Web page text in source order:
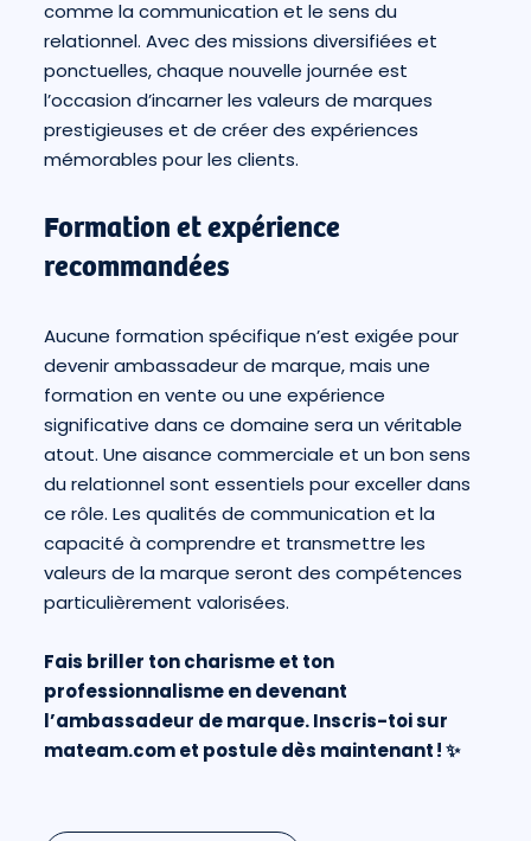
comme la communication et le sens du
relationnel. Avec des missions diversifiées et
ponctuelles, chaque nouvelle journée est
l’occasion d’incarner les valeurs de marques
prestigieuses et de créer des expériences
mémorables pour les clients.
Formation et expérience
recommandées
Aucune formation spécifique n’est exigée pour
devenir ambassadeur de marque, mais une
formation en vente ou une expérience
significative dans ce domaine sera un véritable
atout. Une aisance commerciale et un bon sens
du relationnel sont essentiels pour exceller dans
ce rôle. Les qualités de communication et la
capacité à comprendre et transmettre les
valeurs de la marque seront des compétences
particulièrement valorisées.
Fais briller ton charisme et ton
professionnalisme en devenant
l’ambassadeur de marque. Inscris-toi sur
mateam.comet postule dès maintenant ! ✨